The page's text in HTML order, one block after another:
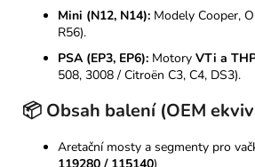
Mini (N12, N14): Modely Cooper,
R56).
PSA (EP3, EP6): Motory VTi a
508, 3008 / Citroën C3, C4, DS3).
📦 Obsah balení (OEM
Aretační mosty a segmenty pro